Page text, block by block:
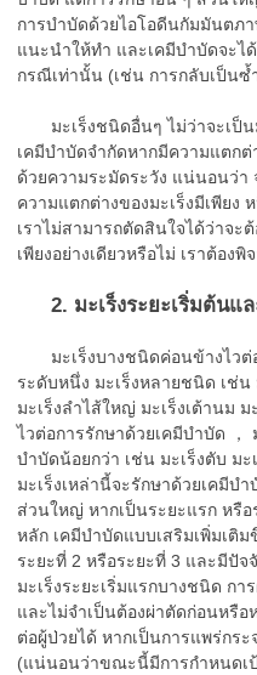
การบำบัดด้วยไอโอดีนกัมมันตภ
แนะนำให้ทำ และเคมีบำบัดจะไ
กรณีเท่านั้น (เช่น การกลับเป็นซ้
มะเร็งชนิดอื่นๆ ไม่ว่าจะเป็น
เคมีบำบัดจำกัดหากมีความแตก
ด้วยความระมัดระวัง แน่นอนว่
ความแตกต่างของมะเร็งมีเพียง
เราไม่สามารถตัดสินใจได้ว่าจ
เพียงอย่างเดียวหรือไม่ เราต้อง
2. มะเร็งระยะเริ่มต้นแ
มะเร็งบางชนิดค่อนข้างไวต่อ
ระดับหนึ่ง มะเร็งหลายชนิด เช่น
มะเร็งลำไส้ใหญ่ มะเร็งเต้านม
ไวต่อการรักษาด้วยเคมีบำบัด ，
บำบัดน้อยกว่า เช่น มะเร็งตับ ม
มะเร็งเหล่านี้จะรักษาด้วยเคมีบ
ส่วนใหญ่ หากเป็นระยะแรก หรือ
หลัก เคมีบำบัดแบบเสริมเพิ่มเติ
ระยะที่ 2 หรือระยะที่ 3 และมีปัจ
มะเร็งระยะเริ่มแรกบางชนิด กา
และไม่จำเป็นต้องผ่าตัดก่อนหรือ
ต่อผู้ป่วยได้ หากเป็นการแพร่กร
(แน่นอนว่าขณะนี้มีการกำหนดเ